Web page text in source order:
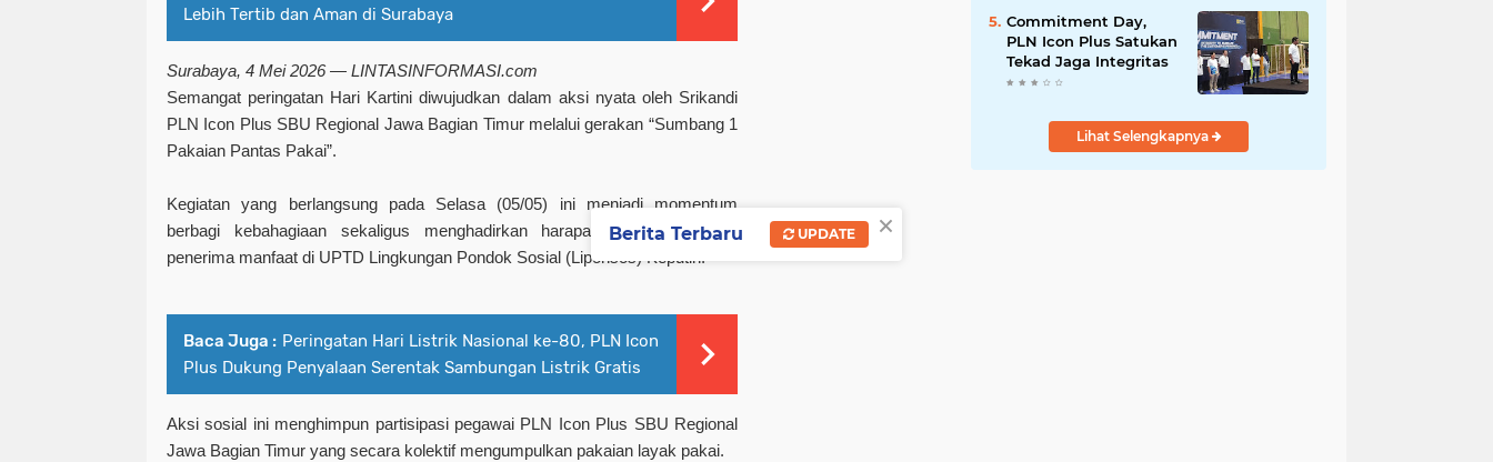
Lebih Tertib dan Aman di Surabaya
Surabaya, 4 Mei 2026 — LINTASINFORMASI.com
Semangat peringatan Hari Kartini diwujudkan dalam aksi nyata oleh Srikandi
PLN Icon Plus SBU Regional Jawa Bagian Timur melalui gerakan “Sumbang 1
Pakaian Pantas Pakai”.
Kegiatan yang berlangsung pada Selasa (05/05) ini menjadi momentum
berbagi kebahagiaan sekaligus menghadirkan harapan baru bagi para
penerima manfaat di UPTD Lingkungan Pondok Sosial (Liponsos) Keputih.
Baca Juga : Peringatan Hari Listrik Nasional ke-80, PLN Icon
Plus Dukung Penyalaan Serentak Sambungan Listrik Gratis
Aksi sosial ini menghimpun partisipasi pegawai PLN Icon Plus SBU Regional
Jawa Bagian Timur yang secara kolektif mengumpulkan pakaian layak pakai.
Area Kota Lama
Commitment Day,
PLN Icon Plus Satukan
Tekad Jaga Integritas
Lihat Selengkapnya
×
Berita Terbaru UPDATE